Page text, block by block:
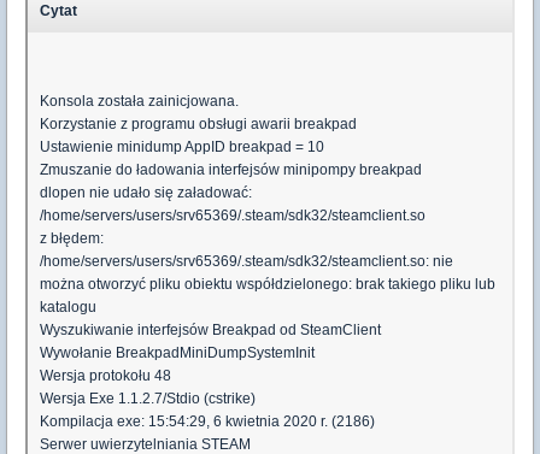
Cytat
Konsola została zainicjowana.
Korzystanie z programu obsługi awarii breakpad
Ustawienie minidump AppID breakpad = 10
Zmuszanie do ładowania interfejsów minipompy breakpad
dlopen nie udało się załadować:
/home/servers/users/srv65369/.steam/sdk32/steamclient.so
z błędem:
/home/servers/users/srv65369/.steam/sdk32/steamclient.so: nie
można otworzyć pliku obiektu współdzielonego: brak takiego pliku lub
katalogu
Wyszukiwanie interfejsów Breakpad od SteamClient
Wywołanie BreakpadMiniDumpSystemInit
Wersja protokołu 48
Wersja Exe 1.1.2.7/Stdio (cstrike)
Kompilacja exe: 15:54:29, 6 kwietnia 2020 r. (2186)
Serwer uwierzytelniania STEAM